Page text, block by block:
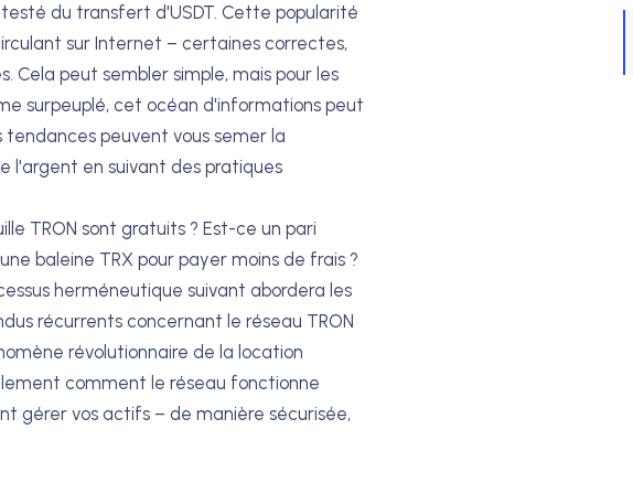
du transfert d'USDT. Cette popularité
sur Internet – certaines correctes,
Cela peut sembler simple, mais pour les
surpeuplé, cet océan d'informations peut
tendances peuvent vous semer la
l'argent en suivant des pratiques
TRON sont gratuits ? Est-ce un pari
baleine TRX pour payer moins de frais ?
herméneutique suivant abordera les
récurrents concernant le réseau TRON
révolutionnaire de la location
comment le réseau fonctionne
gérer vos actifs – de manière sécurisée,